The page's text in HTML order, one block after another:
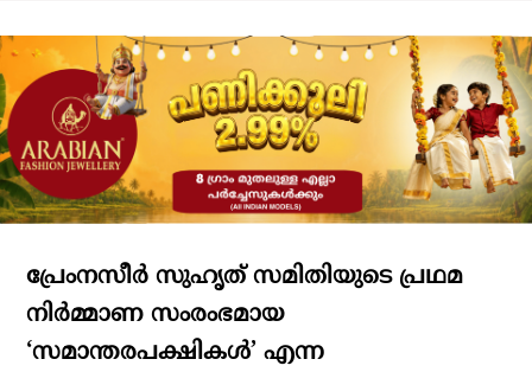
പ്രേംനസീർ സുഹൃത് സമിതിയുടെ പ്രഥമ
നിർമ്മാണ സംരംഭമായ
‘സമാന്തരപക്ഷികൾ’ എന്ന